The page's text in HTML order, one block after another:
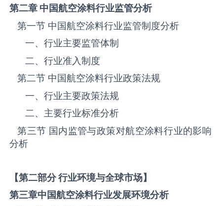
第二章 中国航空涂料行业监管分析
第一节 中国航空涂料‌‌‌行业监管制度分析
一、行业主要监管体制
二、行业准入制度
第二节 中国航空涂料‌‌‌行业政策法规
一、行业主要政策法规
二、主要行业标准分析
第三节 国内监管与政策对航空涂料‌‌‌行业的影响
分析
【第二部分 行业环境与全球市场】
第三章中国航空涂料行业发展环境分析